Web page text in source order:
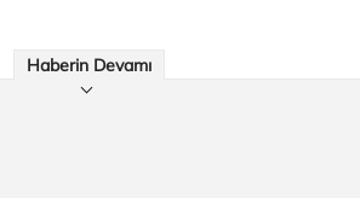
Haberin Devamı